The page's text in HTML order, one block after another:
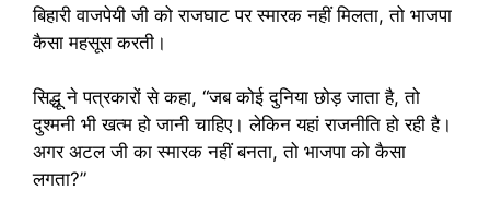
बिहारी वाजपेयी जी को राजघाट पर स्मारक नहीं मिलता, तो भाजपा
कैसा महसूस करती।
सिद्धू ने पत्रकारों से कहा, “जब कोई दुनिया छोड़ जाता है, तो
दुश्मनी भी खत्म हो जानी चाहिए। लेकिन यहां राजनीति हो रही है।
अगर अटल जी का स्मारक नहीं बनता, तो भाजपा को कैसा
लगता?”